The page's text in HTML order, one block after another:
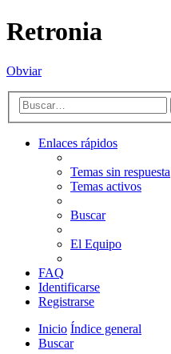
Retronia
Obviar
Enlaces rápidos
Temas sin respuesta
Temas activos
Buscar
El Equipo
FAQ
Identificarse
Registrarse
Inicio Índice general
Buscar